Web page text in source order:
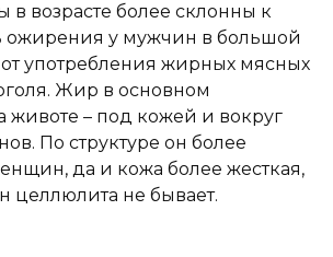
в возрасте более склонны к
ожирения у мужчин в большой
от употребления жирных мясных
Жир в основном
животе – под кожей и вокруг
По структуре он более
да и кожа более жесткая,
целлюлита не бывает.